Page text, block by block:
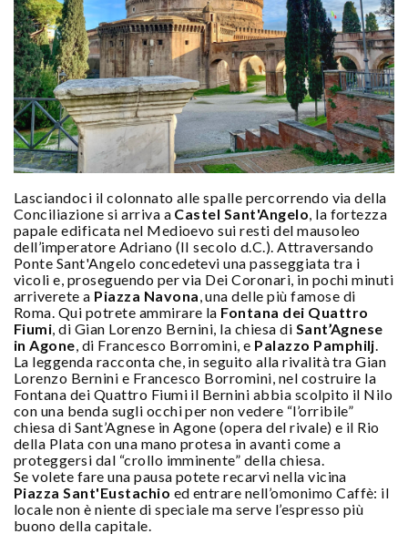
Lasciandoci il colonnato alle spalle percorrendo via della
Conciliazione si arriva a Castel Sant'Angelo, la fortezza
papale edificata nel Medioevo sui resti del mausoleo
dell’imperatore Adriano (II secolo d.C.). Attraversando
Ponte Sant'Angelo concedetevi una passeggiata tra i
vicoli e, proseguendo per via Dei Coronari, in pochi minuti
arriverete a Piazza Navona, una delle più famose di
Roma. Qui potrete ammirare la Fontana dei Quattro
Fiumi, di Gian Lorenzo Bernini, la chiesa di Sant’Agnese
in Agone, di Francesco Borromini, e Palazzo Pamphilj.
La leggenda racconta che, in seguito alla rivalità tra Gian
Lorenzo Bernini e Francesco Borromini, nel costruire la
Fontana dei Quattro Fiumi il Bernini abbia scolpito il Nilo
con una benda sugli occhi per non vedere “l’orribile”
chiesa di Sant’Agnese in Agone (opera del rivale) e il Rio
della Plata con una mano protesa in avanti come a
proteggersi dal “crollo imminente” della chiesa.
Se volete fare una pausa potete recarvi nella vicina
Piazza Sant'Eustachio ed entrare nell’omonimo Caffè: il
locale non è niente di speciale ma serve l’espresso più
buono della capitale.